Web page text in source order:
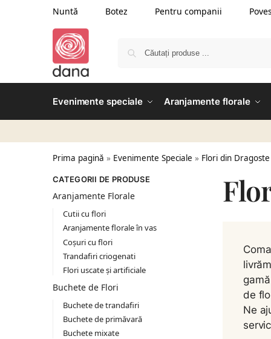
Nuntă Botez Pentru companii
Evenimente speciale Aranjamente florale
Prima pagină » Evenimente Speciale » Flori din Dragoste
de
Ne
CATEGORII DE PRODUSE
Aranjamente Florale
Cutii cu flori
Aranjamente florale în vas
Coșuri cu flori
Trandafiri criogenati
Flori uscate și artificiale
Buchete de Flori
Buchete de trandafiri
Buchete de primăvară
Buchete mixate